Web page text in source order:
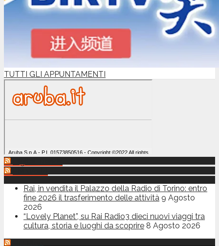
TUTTI GLI APPUNTAMENTI
Rai, in vendita il Palazzo della Radio di Torino: entro
fine 2026 il trasferimento delle attività 9 Agosto
2026
“Lovely Planet”, su Rai Radio3 dieci nuovi viaggi tra
cultura, storia e luoghi da scoprire 8 Agosto 2026